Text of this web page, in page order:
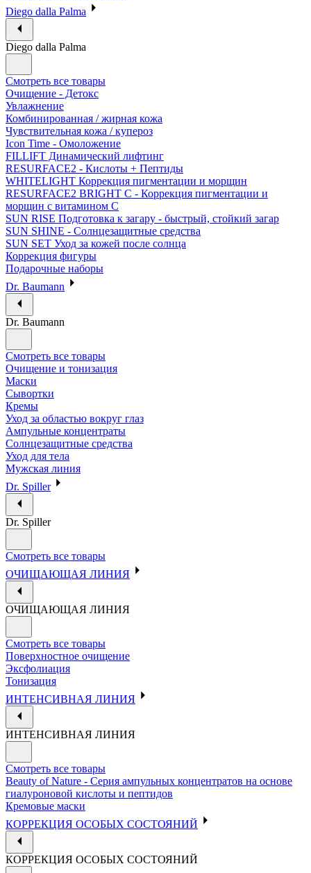
Diego dalla Palma
Diego dalla Palma
Смотреть все товары
Очищение - Детокс
Увлажнение
Комбинированная / жирная кожа
Чувствительная кожа / купероз
Icon Time - Омоложение
FILLIFT Динамический лифтинг
RESURFACE2 - Кислоты + Пептиды
WHITELIGHT Коррекция пигментации и морщин
RESURFACE2 BRIGHT C - Коррекция пигментации и
морщин с витамином С
SUN RISE Подготовка к загару - быстрый, стойкий загар
SUN SHINE - Солнцезащитные средства
SUN SET Уход за кожей после солнца
Коррекция фигуры
Подарочные наборы
Dr. Baumann
Dr. Baumann
Смотреть все товары
Очищение и тонизация
Маски
Сывортки
Кремы
Уход за областью вокруг глаз
Ампульные концентраты
Солнцезащитные средства
Уход для тела
Мужская линия
Dr. Spiller
Dr. Spiller
Смотреть все товары
ОЧИЩАЮЩАЯ ЛИНИЯ
ОЧИЩАЮЩАЯ ЛИНИЯ
Смотреть все товары
Поверхностное очищение
Эксфолиация
Тонизация
ИНТЕНСИВНАЯ ЛИНИЯ
ИНТЕНСИВНАЯ ЛИНИЯ
Смотреть все товары
Beauty of Nature - Серия ампульных концентратов на основе
гиалуроновой кислоты и пептидов
Кремовые маски
КОРРЕКЦИЯ ОСОБЫХ СОСТОЯНИЙ
КОРРЕКЦИЯ ОСОБЫХ СОСТОЯНИЙ